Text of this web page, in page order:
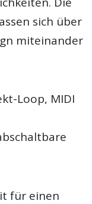
sich über
miteinander
Loop, MIDI
für einen